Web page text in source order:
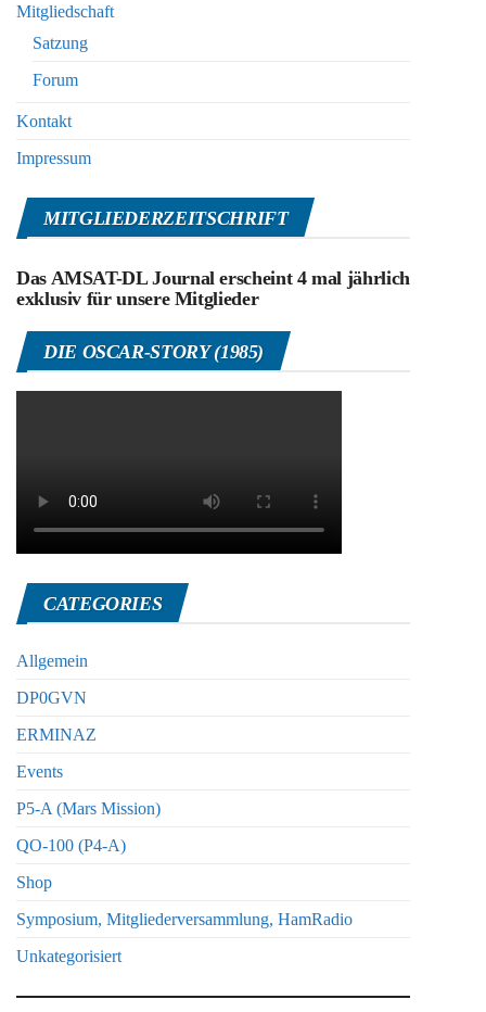
Mitgliedschaft
Satzung
Forum
Kontakt
Impressum
MITGLIEDERZEITSCHRIFT
Das AMSAT-DL Journal erscheint 4 mal jährlich
exklusiv für unsere Mitglieder
DIE OSCAR-STORY (1985)
CATEGORIES
Allgemein
DP0GVN
ERMINAZ
Events
P5-A (Mars Mission)
QO-100 (P4-A)
Shop
Symposium, Mitgliederversammlung, HamRadio
Unkategorisiert